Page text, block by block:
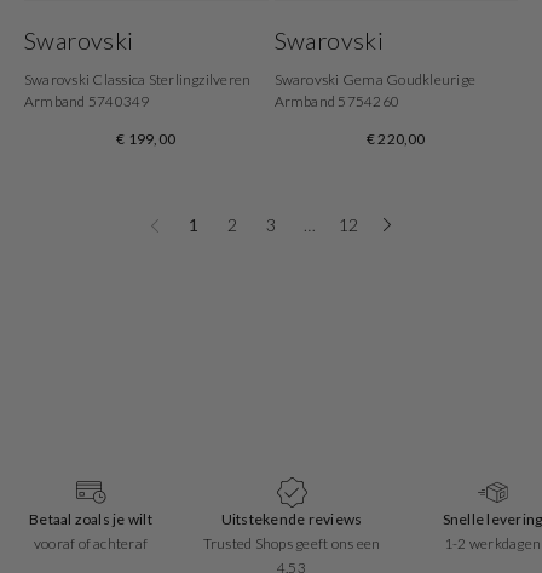
Swarovski
Swarovski Classica Sterlingzilveren
Armband 5740349
€ 199,00
Swarovski
Swarovski Gema Goudkleurige
Armband 5754260
€ 220,00
1 2 3 12
Betaal zoals je wilt
vooraf of achteraf
Uitstekende reviews
Trusted Shops geeft ons een
4.53
Snelle levering
1-2 werkdagen